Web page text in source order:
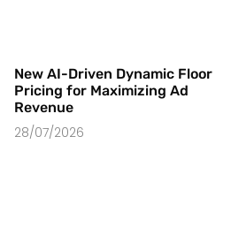
New AI-Driven Dynamic Floor
Pricing for Maximizing Ad
Revenue
28/07/2026